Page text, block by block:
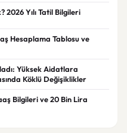
2026 Yılı Tatil Bilgileri
Hesaplama Tablosu ve
Yüksek Aidatlara
Köklü Değişiklikler
Bilgileri ve 20 Bin Lira